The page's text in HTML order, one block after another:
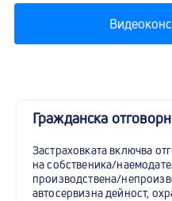
Гражданска
Застраховката включва
на собственика/
производствена/
автосервизна дейност,